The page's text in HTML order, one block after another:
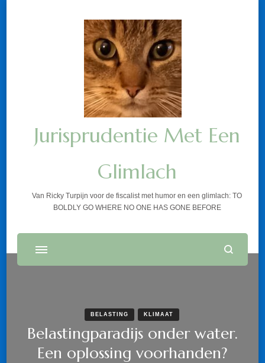
Jurisprudentie Met Een
Glimlach
Van Ricky Turpijn voor de fiscalist met humor en een glimlach: TO
BOLDLY GO WHERE NO ONE HAS GONE BEFORE
BELASTING KLIMAAT
Belastingparadijs onder water.
Een oplossing voorhanden?